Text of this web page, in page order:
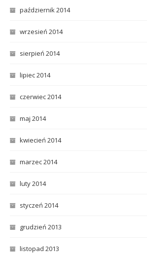
październik 2014
wrzesień 2014
sierpień 2014
lipiec 2014
czerwiec 2014
maj 2014
kwiecień 2014
marzec 2014
luty 2014
styczeń 2014
grudzień 2013
listopad 2013